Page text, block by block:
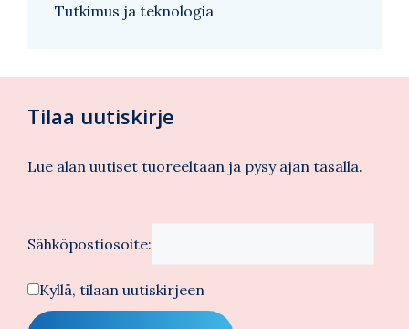
Tutkimus ja teknologia
Tilaa uutiskirje
Lue alan uutiset tuoreeltaan ja pysy ajan tasalla.
Sähköpostiosoite:
Kyllä, tilaan uutiskirjeen